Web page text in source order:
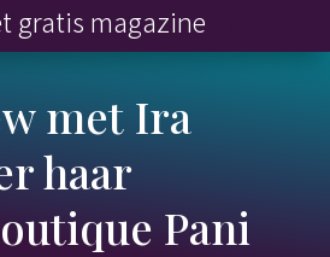
gratis magazine
met Ira
haar
Pani